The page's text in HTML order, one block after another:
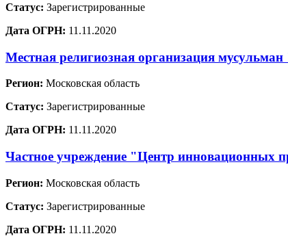
Статус: Зарегистрированные
Дата ОГРН: 11.11.2020
Местная религиозная организация
Регион: Московская область
Статус: Зарегистрированные
Дата ОГРН: 11.11.2020
Частное учреждение "Центр инновационных
Регион: Московская область
Статус: Зарегистрированные
Дата ОГРН: 11.11.2020